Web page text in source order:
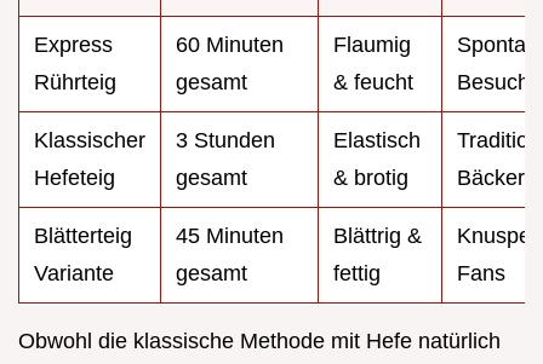
Express
Rührteig
60 Minuten
gesamt
Flaumig
& feucht
Besuch
Klassischer
Hefeteig
3 Stunden
gesamt
Elastisch
& brotig
Bäcker
Blätterteig
Variante
45 Minuten
gesamt
Blättrig &
fettig
Knusper
Fans
Obwohl die klassische Methode mit Hefe natürlich